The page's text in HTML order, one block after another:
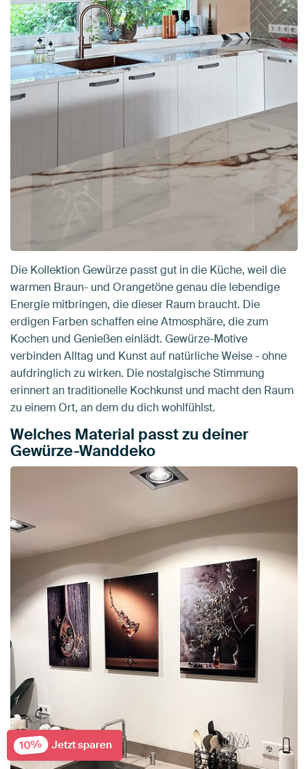
Die Kollektion Gewürze passt gut in die Küche, weil die
warmen Braun- und Orangetöne genau die lebendige
Energie mitbringen, die dieser Raum braucht. Die
erdigen Farben schaffen eine Atmosphäre, die zum
Kochen und Genießen einlädt. Gewürze-Motive
verbinden Alltag und Kunst auf natürliche Weise - ohne
aufdringlich zu wirken. Die nostalgische Stimmung
erinnert an traditionelle Kochkunst und macht den Raum
zu einem Ort, an dem du dich wohlfühlst.
Welches Material passt zu deiner
Gewürze-Wanddeko
10% Jetzt sparen